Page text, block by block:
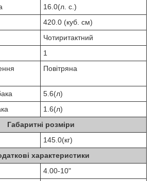
16.0(л. с.)
420.0 (куб. см)
Чотиритактний
1
Повітряна
5.6(л)
1.6(л)
Габаритні розміри
145.0(кг)
характеристики
4.00-10"